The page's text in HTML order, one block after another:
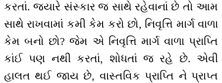
કરતાં. જ્યારે સંસ્કાર જ સાથે રહેવાનાં છે તો આમ
સાથે રાખવામાં કમી કેમ કરો છો, નિવૃત્તિ માર્ગ વાળા
કેમ બનો છો? જેમ એ નિવૃત્તિ માર્ગ વાળા પ્રાપ્તિ
કાંઈ પણ નથી કરતાં, શોધતાં જ રહે છે. એવી
હાલત થઈ જાય છે, વાસ્તવિક પ્રાપ્તિ ને પ્રાપ્ત